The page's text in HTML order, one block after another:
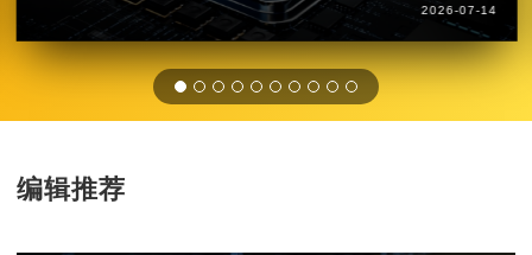
2026-07-14
编辑推荐